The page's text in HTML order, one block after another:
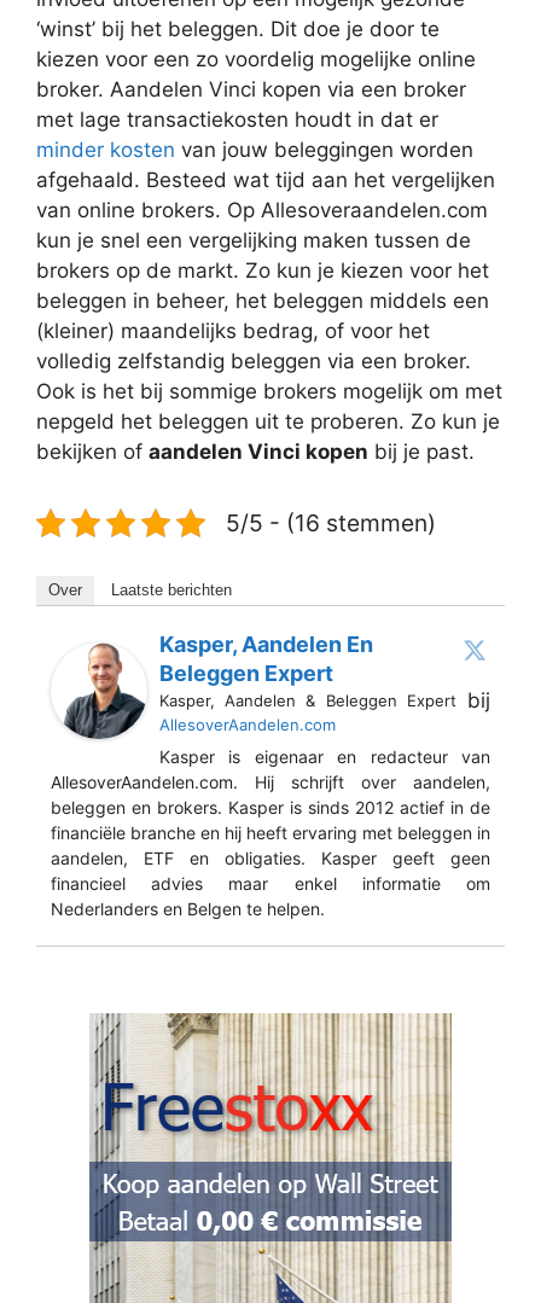
‘winst’ bij het beleggen. Dit doe je door te
kiezen voor een zo voordelig mogelijke online
broker. Aandelen Vinci kopen via een broker
met lage transactiekosten houdt in dat er
minder kosten van jouw beleggingen worden
afgehaald. Besteed wat tijd aan het vergelijken
van online brokers. Op Allesoveraandelen.com
kun je snel een vergelijking maken tussen de
brokers op de markt. Zo kun je kiezen voor het
beleggen in beheer, het beleggen middels een
(kleiner) maandelijks bedrag, of voor het
volledig zelfstandig beleggen via een broker.
Ook is het bij sommige brokers mogelijk om met
nepgeld het beleggen uit te proberen. Zo kun je
bekijken of aandelen Vinci kopen bij je past.
5/5 - (16 stemmen)
Over Laatste berichten
Kasper, Aandelen En
Beleggen Expert
Kasper, Aandelen & Beleggen Expert bij
AllesoverAandelen.com
Kasper is eigenaar en redacteur van
AllesoverAandelen.com. Hij schrijft over aandelen,
beleggen en brokers. Kasper is sinds 2012 actief in de
financiële branche en hij heeft ervaring met beleggen in
aandelen, ETF en obligaties. Kasper geeft geen
financieel advies maar enkel informatie om
Nederlanders en Belgen te helpen.